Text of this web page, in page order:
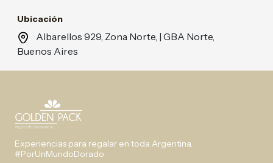
Ubicación
Albarellos 929, Zona Norte, | GBA Norte,
Buenos Aires
Experiencias para regalar en toda Argentina.
#PorUnMundoDorado